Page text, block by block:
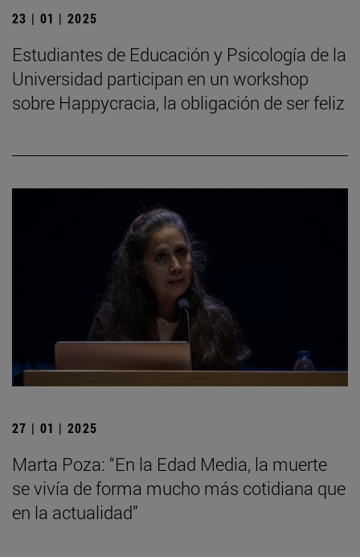
23 | 01 | 2025
Estudiantes de Educación y Psicología de la
Universidad participan en un workshop
sobre Happycracia, la obligación de ser feliz
27 | 01 | 2025
Marta Poza: “En la Edad Media, la muerte
se vivía de forma mucho más cotidiana que
en la actualidad”